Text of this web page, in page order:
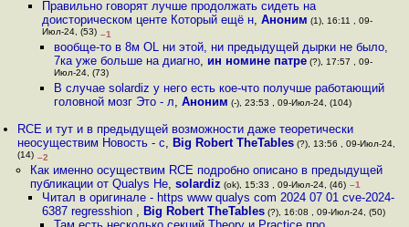
Правильно говорят лучше продолжать сидеть на
доисторическом центе Который ещё н, Аноним (1), 16:11 , 09-
Июл-24, (53) –1
вообще-то в 8м OL ни этой, ни предыдущей дырки не было,
7ка уже больше на диагно, ин номине патре (?), 17:57 , 09-
Июл-24, (73)
В случае solardiz у него есть кое-что получше работающий
головной мозг Это - л,Аноним (-), 23:53 , 09-Июл-24, (104)
RCE и тут и в предыдущей возможности даже теоретически
неосуществим Новость - с, Big Robert TheTables (?), 13:56 , 09-Июл-24,
(14) –2
Как именно осуществим RCE подробно описано в предыдущей
публикации от Qualys Не, solardiz (ok), 15:33 , 09-Июл-24, (46) –1
Читал в оригинале - https www qualys com 2024 07 01 cve-2024-
6387 regresshion , Big Robert TheTables(?), 16:08 , 09-Июл-24, (50)